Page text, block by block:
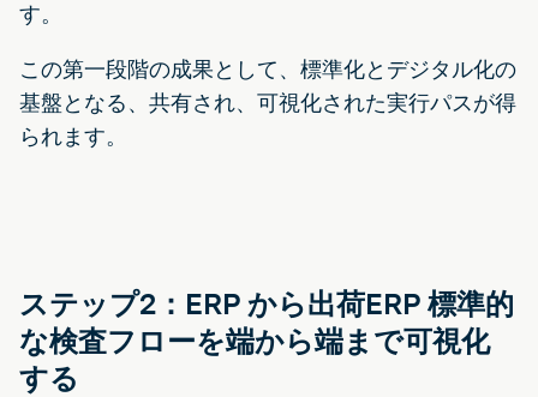
す。
この第一段階の成果として、標準化とデジタル化の
基盤となる、共有され、可視化された実行パスが得
られます。
ステップ2：ERP から出荷ERP 標準的
な検査フローを端から端まで可視化
する